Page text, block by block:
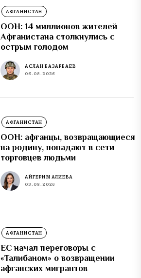
АФГАНИСТАН
ООН: 14 миллионов жителей
Афганистана столкнулись с
острым голодом
АСЛАН БАЗАРБАЕВ
06.08.2026
АФГАНИСТАН
ООН: афганцы, возвращающиеся
на родину, попадают в сети
торговцев людьми
АЙГЕРИМ АЛИЕВА
03.08.2026
АФГАНИСТАН
ЕС начал переговоры с
«Талибаном» о возвращении
афганских мигрантов